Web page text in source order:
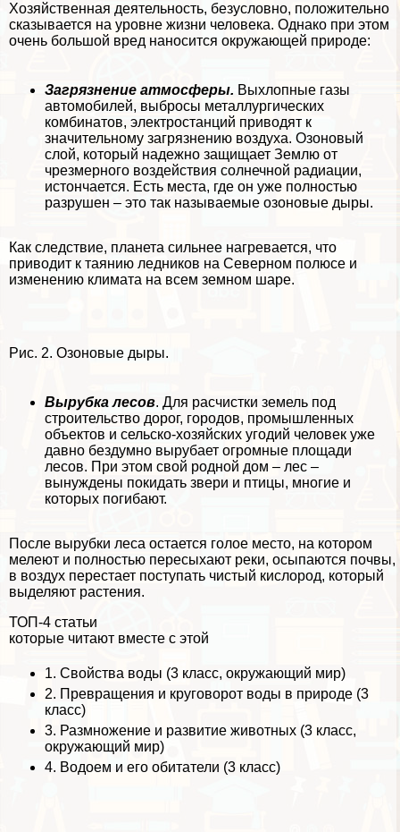
Хозяйственная деятельность, безусловно, положительно
сказывается на уровне жизни человека. Однако при этом
очень большой вред наносится окружающей природе:
Загрязнение атмосферы. Выхлопные газы
автомобилей, выбросы металлургических
комбинатов, электростанций приводят к
значительному загрязнению воздуха. Озоновый
слой, который надежно защищает Землю от
чрезмерного воздействия солнечной радиации,
истончается. Есть места, где он уже полностью
разрушен – это так называемые озоновые дыры.
Как следствие, планета сильнее нагревается, что
приводит к таянию ледников на Северном полюсе и
изменению климата на всем земном шаре.
Рис. 2. Озоновые дыры.
Вырубка лесов. Для расчистки земель под
строительство дорог, городов, промышленных
объектов и сельско-хозяйских угодий человек уже
давно бездумно вырубает огромные площади
лесов. При этом свой родной дом – лес –
вынуждены покидать звери и птицы, многие и
которых погибают.
После вырубки леса остается голое место, на котором
мелеют и полностью пересыхают реки, осыпаются почвы,
в воздух перестает поступать чистый кислород, который
выделяют растения.
ТОП-4 статьи
которые читают вместе с этой
1. Свойства воды (3 класс, окружающий мир)
2. Превращения и круговорот воды в природе (3
класс)
3. Размножение и развитие животных (3 класс,
окружающий мир)
4. Водоем и его обитатели (3 класс)